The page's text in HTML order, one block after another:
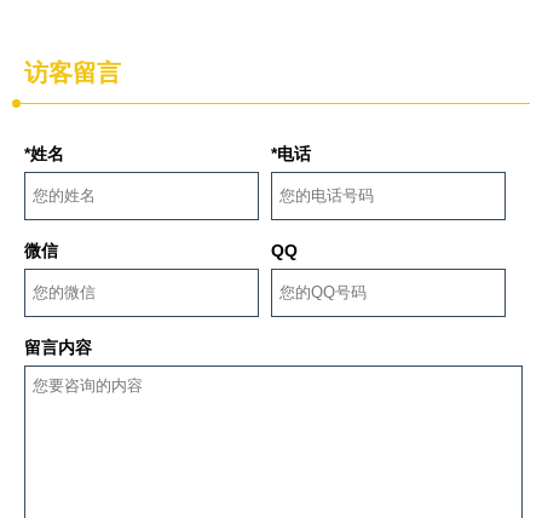
访客留言
*姓名 *电话
微信 QQ
留言内容